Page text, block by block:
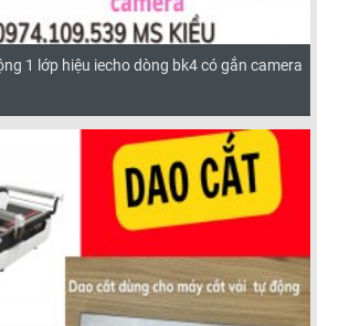
1 lớp hiệu iecho dòng bk4 có gắn camera